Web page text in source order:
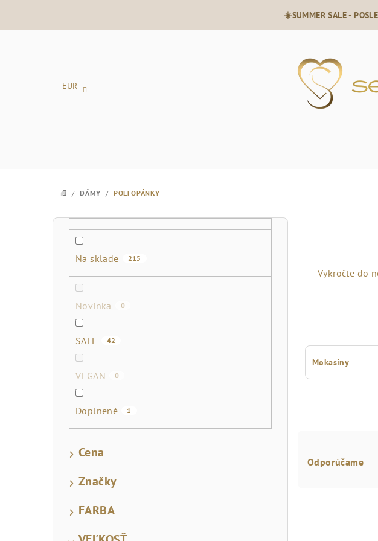
☀️SUMMER SALE -
EUR
DOMOV
/ DÁMY / POLTOPÁNKY
B
Na sklade 215
Novinka 0
SALE 42
VEGAN 0
Doplnené 1
Cena
Značky
FARBA
Vykročte do
Mokasíny
aOdporúčame